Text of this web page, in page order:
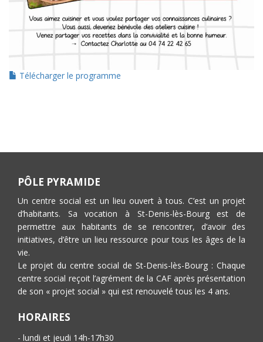
Télécharger le programme
PÔLE PYRAMIDE
Un centre social est un lieu ouvert à tous. C’est un projet
d’habitants. Sa vocation à St-Denis-lès-Bourg est de
permettre aux habitants de se rencontrer, d’avoir des
initiatives, d’être un lieu ressource pour tous les âges de la
vie.
Le projet du centre social de St-Denis-lès-Bourg : Chaque
centre social reçoit l’agrément de la CAF après présentation
de son « projet social » qui est renouvelé tous les 4 ans.
HORAIRES
- lundi et jeudi 14h-17h30